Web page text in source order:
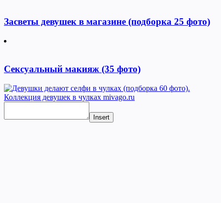
Засветы девушек в магазине (подборка 25 фото)
Сексуальный макияж (35 фото)
Insert